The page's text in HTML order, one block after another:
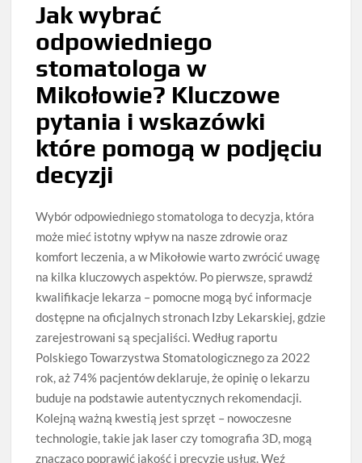
Jak wybrać
odpowiedniego
stomatologa w
Mikołowie? Kluczowe
pytania i wskazówki
które pomogą w podjęciu
decyzji
Wybór odpowiedniego stomatologa to decyzja, która
może mieć istotny wpływ na nasze zdrowie oraz
komfort leczenia, a w Mikołowie warto zwrócić uwagę
na kilka kluczowych aspektów. Po pierwsze, sprawdź
kwalifikacje lekarza – pomocne mogą być informacje
dostępne na oficjalnych stronach Izby Lekarskiej, gdzie
zarejestrowani są specjaliści. Według raportu
Polskiego Towarzystwa Stomatologicznego za 2022
rok, aż 74% pacjentów deklaruje, że opinię o lekarzu
buduje na podstawie autentycznych rekomendacji.
Kolejną ważną kwestią jest sprzęt – nowoczesne
technologie, takie jak laser czy tomografia 3D, mogą
znacząco poprawić jakość i precyzję usług. Weź